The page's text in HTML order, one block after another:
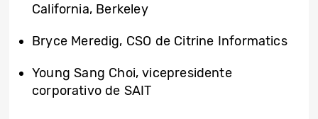
California, Berkeley
Bryce Meredig, CSO de Citrine Informatics
Young Sang Choi, vicepresidente
corporativo de SAIT